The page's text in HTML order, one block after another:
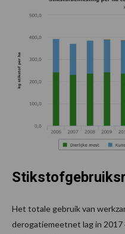
Het totale gebruik van
derogatiemeetnet lag in